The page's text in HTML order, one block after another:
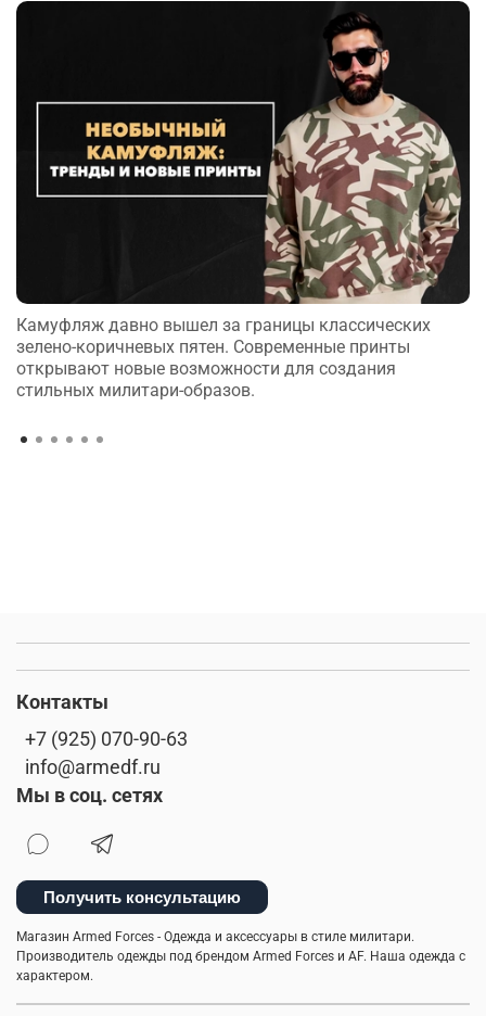
Камуфляж давно вышел за границы классических
зелено-коричневых пятен. Современные принты
открывают новые возможности для создания
стильных милитари-образов.
Контакты
+7 (925) 070-90-63
info@armedf.ru
Мы в соц. сетях
Получить консультацию
Магазин Armed Forces - Одежда и аксессуары в стиле милитари.
Производитель одежды под брендом Armed Forces и AF. Наша одежда с
характером.